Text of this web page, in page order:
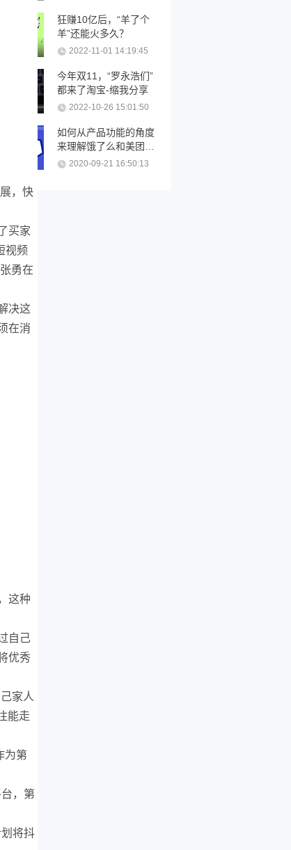
，快
买家
视频
勇在
决这
在消
这种
自己
优秀
家人
能走
为第
，第
将抖
狂赚10亿后，“羊了个
羊”还能火多久？
2022-11-01 14:19:45
今年双11，“罗永浩们”
都来了淘宝-缩我分享
2022-10-26 15:01:50
如何从产品功能的角度
来理解饿了么和美团优
化 2020-09-21 16:50:13